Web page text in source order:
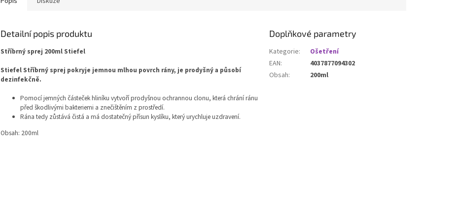
Detailní popis produktu
Stříbrný sprej 200ml Stiefel
Stiefel Stříbrný sprej pokryje jemnou mlhou povrch rány, je prodyšný a působí
dezinfekčně.
Pomocí jemných částeček hliníku vytvoří prodyšnou ochrannou clonu, která chrání ránu
před škodlivými bakteriemi a znečištěním z prostředí.
Rána tedy zůstává čistá a má dostatečný přísun kyslíku, který urychluje uzdravení.
Obsah: 200ml
Doplňkové parametry
Kategorie:
Ošetření
EAN:
4037877094302
Obsah: 200ml